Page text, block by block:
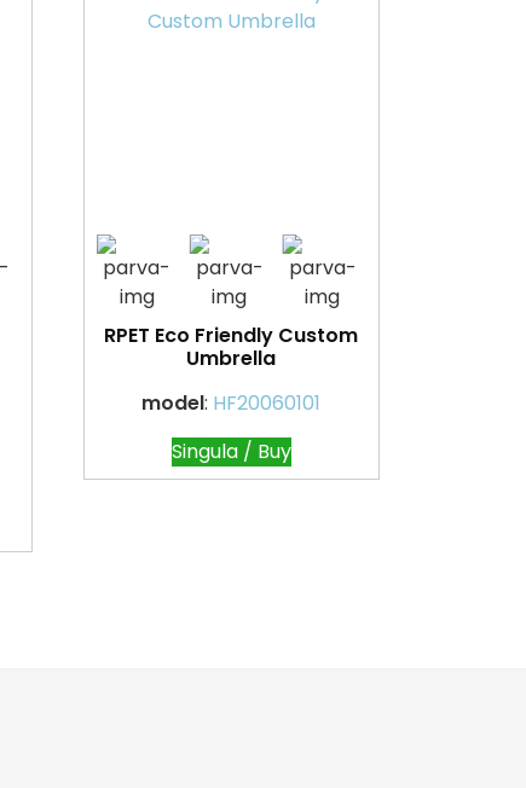
RPET Eco Friendly Custom
Umbrella
model: HF20060101
Singula / Buy